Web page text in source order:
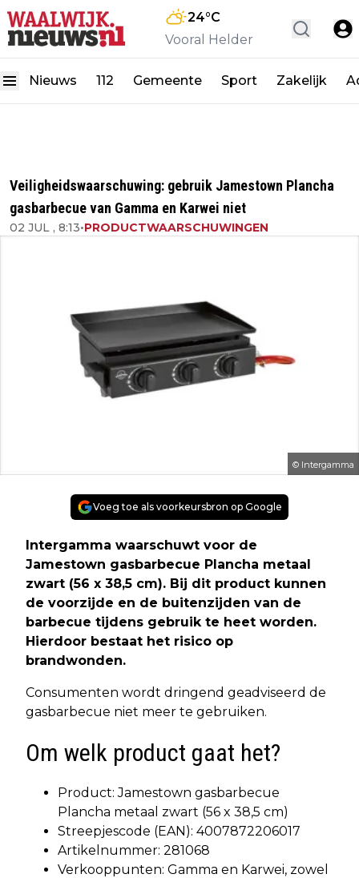
24°C
Vooral Helder
Nieuws 112 Gemeente Sport Zakelijk
Veiligheidswaarschuwing: gebruik Jamestown Plancha
gasbarbecue van Gamma en Karwei niet
02 JUL , 8:13•PRODUCTWAARSCHUWINGEN
© Intergamma
Voeg toe als voorkeursbron op Google
Intergamma waarschuwt voor de
Jamestown gasbarbecue Plancha metaal
zwart (56 x 38,5 cm). Bij dit product kunnen
de voorzijde en de buitenzijden van de
barbecue tijdens gebruik te heet worden.
Hierdoor bestaat het risico op
brandwonden.
Consumenten wordt dringend geadviseerd de
gasbarbecue niet meer te gebruiken.
Om welk product gaat het?
Product: Jamestown gasbarbecue
Plancha metaal zwart (56 x 38,5 cm)
Streepjescode (EAN): 4007872206017
Artikelnummer: 281068
Verkooppunten: Gamma en Karwei, zowel